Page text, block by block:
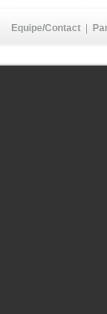
Equipe/Contact